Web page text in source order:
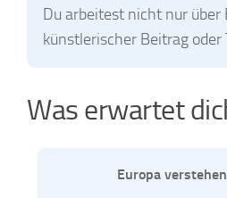
Du arbeitest nicht nur über
künstlerischer Beitrag
Was erwartet
Europa verstehen